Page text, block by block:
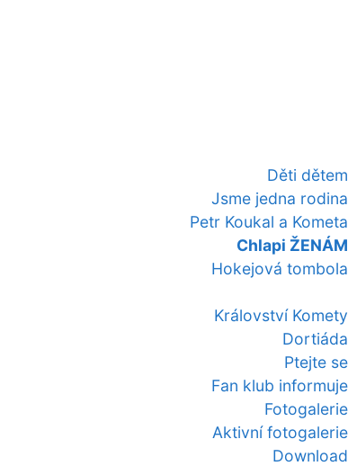
Děti dětem
Jsme jedna rodina
Petr Koukal a Kometa
Chlapi ŽENÁM
Hokejová tombola
Království Komety
Dortiáda
Ptejte se
Fan klub informuje
Fotogalerie
Aktivní fotogalerie
Download